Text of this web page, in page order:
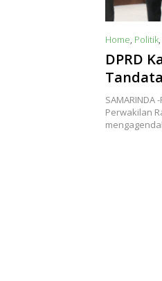
Home, Politik,
DPRD
KUA
Perwakilan